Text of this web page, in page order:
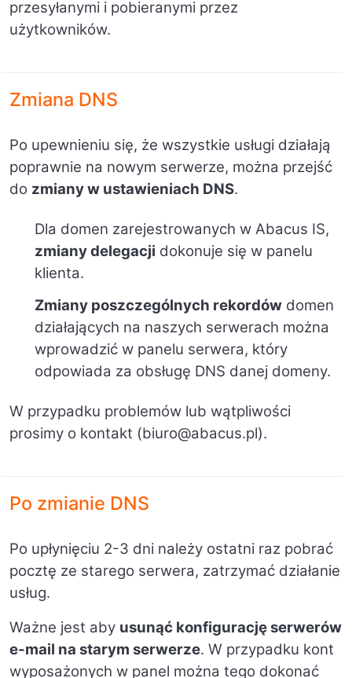
przesyłanymi i pobieranymi przez
użytkowników.
Zmiana DNS
Po upewnieniu się, że wszystkie usługi działają
poprawnie na nowym serwerze, można przejść
do zmiany w ustawieniach DNS.
Dla domen zarejestrowanych w Abacus IS,
zmiany delegacji dokonuje się w panelu
klienta.
Zmiany poszczególnych rekordów domen
działających na naszych serwerach można
wprowadzić w panelu serwera, który
odpowiada za obsługę DNS danej domeny.
W przypadku problemów lub wątpliwości
prosimy o kontakt (biuro@abacus.pl).
Po zmianie DNS
Po upłynięciu 2-3 dni należy ostatni raz pobrać
pocztę ze starego serwera, zatrzymać działanie
usług.
Ważne jest aby usunąć konfigurację serwerów
e-mail na starym serwerze. W przypadku kont
wyposażonych w panel można tego dokonać